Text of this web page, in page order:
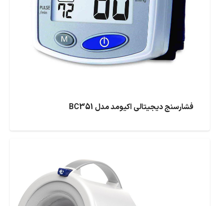
فشارسنج دیجیتالی اکیومد مدل BC351